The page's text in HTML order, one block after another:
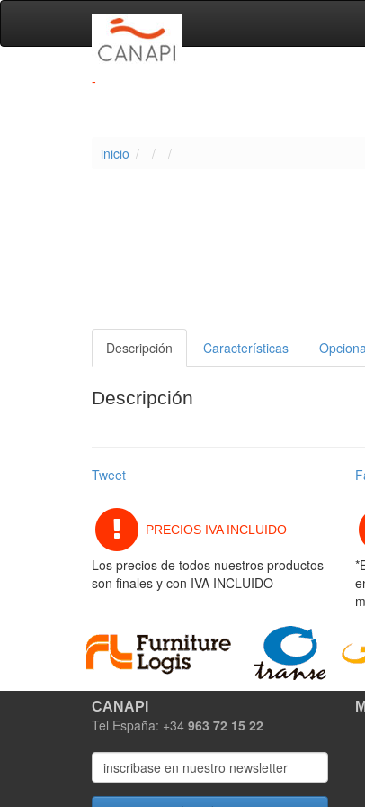
-
inicio
Descripción
Características
Descripción
Tweet
PRECIOS IVA INCLUIDO
Los precios de todos nuestros productos
son finales y con IVA INCLUIDO
CANAPI
Tel España: +34 963 72 15 22